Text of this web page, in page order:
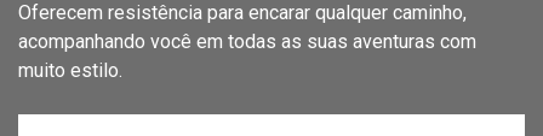
Oferecem resistência para encarar qualquer caminho,
acompanhando você em todas as suas aventuras com
muito estilo.